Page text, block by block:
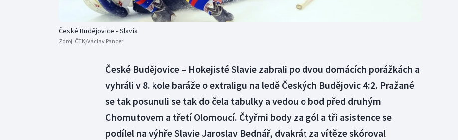
České Budějovice - Slavia
Zdroj: ČTK/Václav Pancer
České Budějovice – Hokejisté Slavie zabrali po dvou domácích porážkách a
vyhráli v 8. kole baráže o extraligu na ledě Českých Budějovic 4:2. Pražané
se tak posunuli se tak do čela tabulky a vedou o bod před druhým
Chomutovem a třetí Olomoucí. Čtyřmi body za gól a tři asistence se
podílel na výhře Slavie Jaroslav Bednář, dvakrát za vítěze skóroval